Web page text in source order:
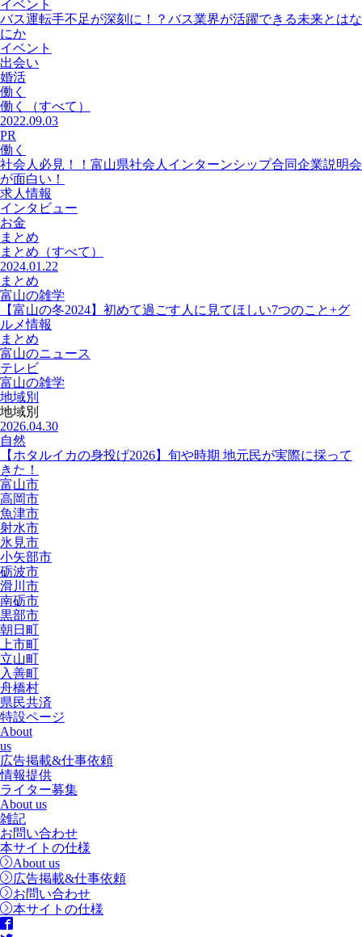
イベント
バス運転手不足が深刻に！？バス業界が活躍できる未来とはな
にか
イベント
出会い
婚活
働く
働く
（すべて）
2022.09.03
PR
働く
社会人必見！！富山県社会人インターンシップ合同企業説明会
が面白い！
求人情報
インタビュー
お金
まとめ
まとめ （すべて）
2024.01.22
まとめ
富山の雑学
【富山の冬2024】初めて過ごす人に見てほしい7つのこと+グ
ルメ情報
まとめ
富山のニュース
テレビ
富山の雑学
地域別
地域別
2026.04.30
自然
【ホタルイカの身投げ2026】旬や時期 地元民が実際に採って
きた！
富山市
高岡市
魚津市
射水市
氷見市
小矢部市
砺波市
滑川市
南砺市
黒部市
朝日町
上市町
立山町
入善町
舟橋村
県民共済
特設ページ
About
us
広告掲載&仕事依頼
情報提供
ライター募集
About us
雑記
お問い合わせ
本サイトの仕様
About us
広告掲載&仕事依頼
お問い合わせ
本サイトの仕様